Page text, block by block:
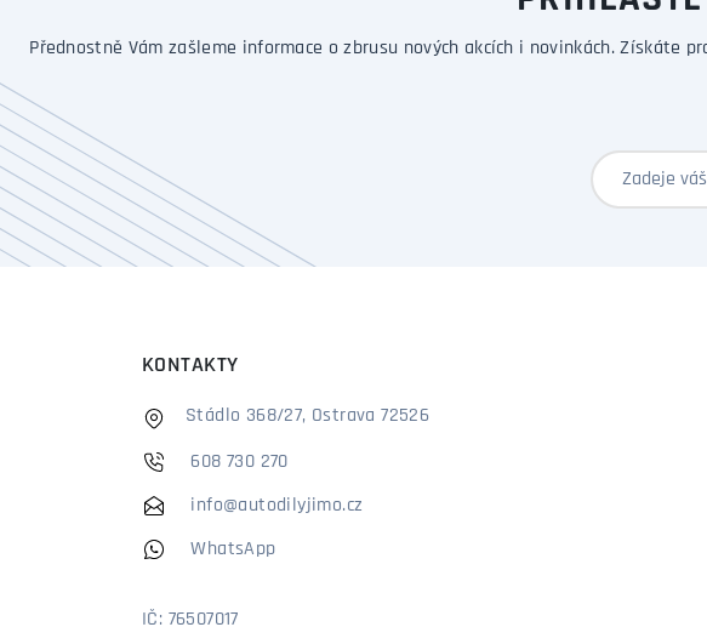
Přednostně Vám zašleme informace o zbrusu nových akcích i novinkách.
KONTAKTY
Stádlo 368/27, Ostrava 72526
608 730 270
info@autodilyjimo.cz
WhatsApp
IČ: 76507017